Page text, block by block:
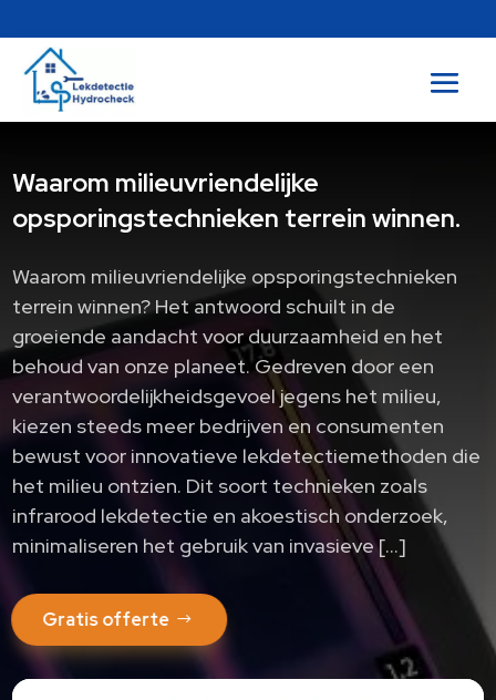
Waarom milieuvriendelijke
opsporingstechnieken terrein winnen.​
Waarom milieuvriendelijke opsporingstechnieken
terrein winnen? Het antwoord schuilt in de
groeiende aandacht voor duurzaamheid en het
behoud van onze planeet. Gedreven door een
verantwoordelijkheidsgevoel jegens het milieu,
kiezen steeds meer bedrijven en consumenten
bewust voor innovatieve lekdetectiemethoden die
het milieu ontzien. Dit soort technieken zoals
infrarood lekdetectie en akoestisch onderzoek,
minimaliseren het gebruik van invasieve […]
Gratis offerte